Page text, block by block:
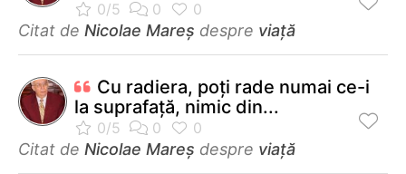
Citat de Nicolae Mareș despre viață
Cu radiera, poți rade numai ce-i
la suprafață, nimic din...
Citat de Nicolae Mareș despre viață